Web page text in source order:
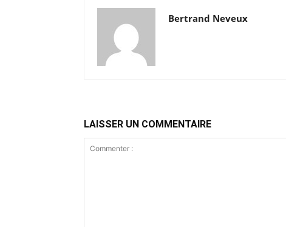
Bertrand Neveux
LAISSER UN COMMENTAIRE